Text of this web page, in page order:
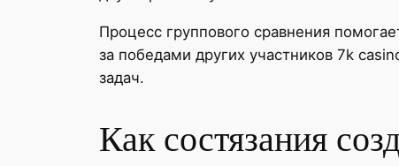
Процесс группового сравнения
за победами других участников 7k
задач.
Как состязания